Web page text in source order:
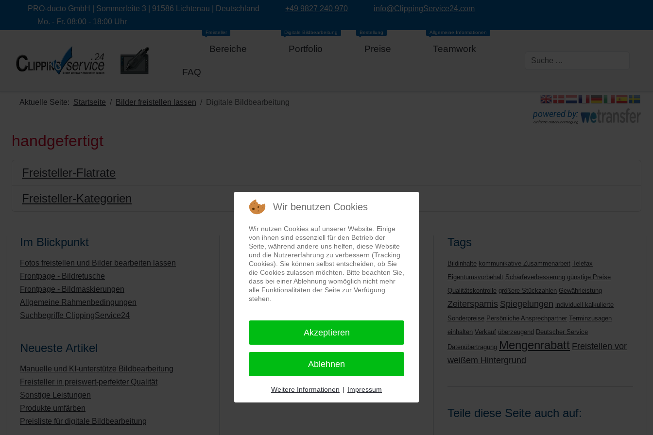
PRO-ducto GmbH | Sommerleite 3 | 91586 Lichtenau | Deutschland +49 9827 240 970
info@ClippingService24.com
Mo. - Fr. 08:00 - 18:00 Uhr
Bereiche
Freisteller
Portfolio
Digitale Bildbearbeitung
Preise
Bestellung
Teamwork
Allgemeine Informationen
FAQ
Aktuelle Seite: Startseite Bilder freistellen lassen Digitale Bildbearbeitung
powered by:
einfache Datenübertragung
handgefertigt
Freisteller-Flatrate
Freisteller-Kategorien
Im Blickpunkt
Fotos freistellen und Bilder bearbeiten lassen
Frontpage - Bildretusche
Frontpage - Bildmaskierungen
Allgemeine Rahmenbedingungen
Suchbegriffe ClippingService24
Neueste Artikel
Manuelle und KI-unterstütze Bildbearbeitung
Freisteller in preiswert-perfekter Qualität
Sonstige Leistungen
Produkte umfärben
Preisliste für digitale Bildbearbeitung
PRO-ducto GmbH, Fotografie und Bildbearbeitung in
Lichtenau
⭐⭐⭐⭐⭐bei144 Google-Rezensionen (Stand
Tags
Bildinhalte kommunikative Zusammenarbeit Telefax
Eigentumsvorbehalt Schärfeverbesserung günstige Preise
Qualitätskontrolle größere Stückzahlen Gewährleistung
Zeitersparnis Spiegelungen individuell kalkulierte
Sonderpreise Persönliche Ansprechpartner Terminzusagen
einhalten Verkauf überzeugend Deutscher Service
Datenübertragung Mengenrabatt Freistellen vor
weißem Hintergrund
Teile diese Seite auch auf:
Wir benutzen Cookies
Wir nutzen Cookies auf unserer Website. Einige
von ihnen sind essenziell für den Betrieb der
Seite, während andere uns helfen, diese Website
und die Nutzererfahrung zu verbessern (Tracking
Cookies). Sie können selbst entscheiden, ob Sie
die Cookies zulassen möchten. Bitte beachten Sie,
dass bei einer Ablehnung womöglich nicht mehr
alle Funktionalitäten der Seite zur Verfügung
stehen.
Akzeptieren
Ablehnen
Weitere Informationen | Impressum